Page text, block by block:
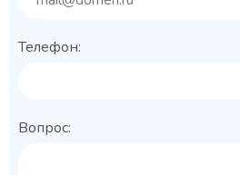
Телефон:
Вопрос: